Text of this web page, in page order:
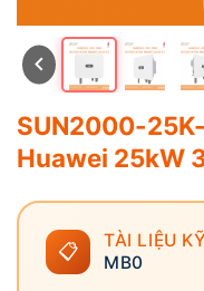
SUN2000-
Huawei 25kW
📋 TÀI LIỆU
MB0